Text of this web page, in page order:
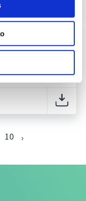
de Energia
de 2022
mensal, com
10